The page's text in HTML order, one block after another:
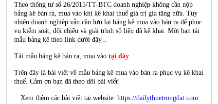
Theo thông tư số 26/2015/TT-BTC doanh nghiệp không cần nộp
bảng kê bán ra, mua vào khi kê khai thuế giá trị gia tăng nữa. Tuy
nhiên doanh nghiệp vẫn cần lưu lại bảng kê mua vào bán ra để phục
vụ kiểm soát, đối chiếu và giải trình số liệu đã kê khai. Mời bạn tải
mẫu bảng kê theo link dưới đây...
Tải mẫu bảng kê bán ra, mua vào tại đây
Trên đây là bài viết về mẫu bảng kê mua vào bán ra phục vụ kê khai
thuế. Cảm ơn bạn đã theo dõi bài viết!
Xem thêm các bài viết tại website: https://dailythuetrongdat.com